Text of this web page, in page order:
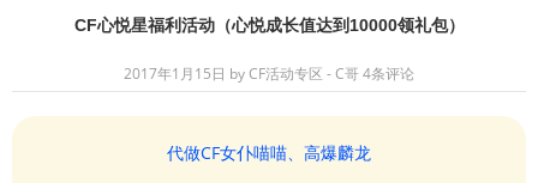
CF心悦星福利活动（心悦成长值达到10000领礼包）
2017年1月15日 byCF活动专区 - C哥4条评论
代做CF女仆喵喵、高爆麟龙